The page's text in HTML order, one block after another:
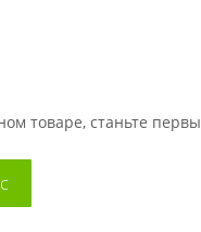
товаре, станьте